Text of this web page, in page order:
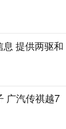
提供两驱和
广汽传祺越7